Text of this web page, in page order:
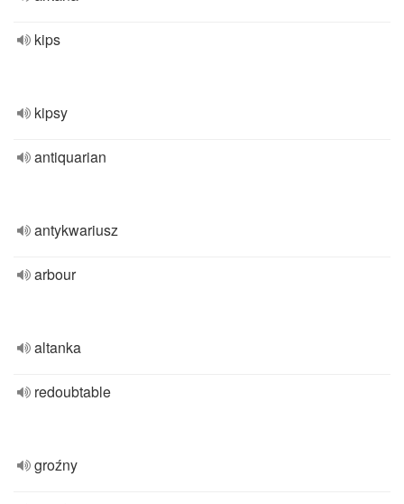
kips
kipsy
antiquarian
antykwariusz
arbour
altanka
redoubtable
groźny